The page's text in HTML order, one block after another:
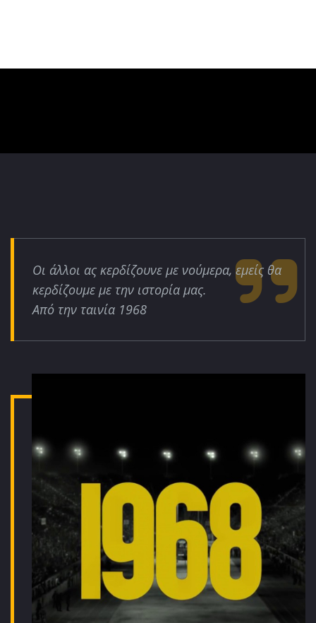
Οι άλλοι ας κερδίζουνε με νούμερα, εμείς θα
κερδίζουμε με την ιστορία μας.
Από την ταινία 1968